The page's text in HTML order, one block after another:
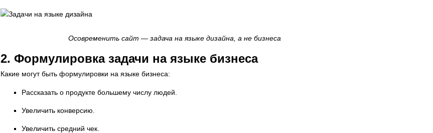
Осовременить сайт — задача на языке дизайна, а не бизнеса
2. Формулировка задачи на языке бизнеса
Какие могут быть формулировки на языке бизнеса:
Рассказать о продукте большему числу людей.
Увеличить конверсию.
Увеличить средний чек.